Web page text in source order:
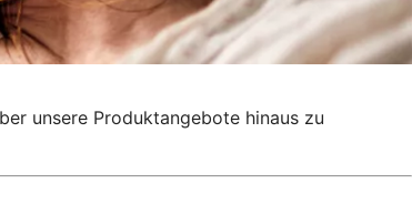
unsere Produktangebote hinaus zu